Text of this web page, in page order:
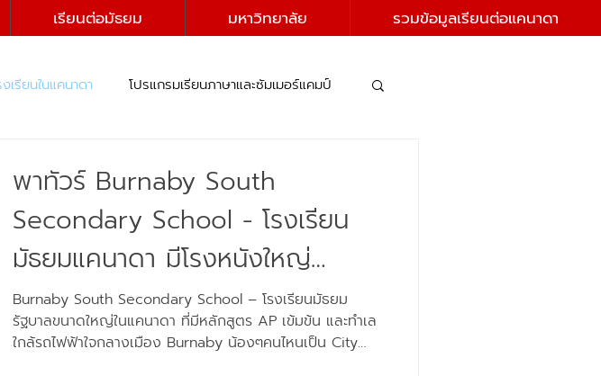
เรียนต่อมัธยม มหาวิทยาลัย รวมข้อมูลเรียนต่อแคนาดา
งเรียนในแคนาดา โปรแกรมเรียนภาษาและซัมเมอร์แคมป์
พาทัวร์ Burnaby South
Secondary School - โรงเรียน
มัธยมแคนาดา มีโรงหนังใหญ่
หลักสูตร AP - AP Capstone ใกล้
รถไฟฟ้า
Burnaby South Secondary School – โรงเรียนมัธยม
รัฐบาลขนาดใหญ่ในแคนาดา ที่มีหลักสูตร AP เข้มข้น และทำเล
ใกล้รถไฟฟ้าใจกลางเมือง Burnaby น้องๆคนไหนเป็น City